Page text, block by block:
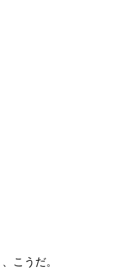
こうだ。